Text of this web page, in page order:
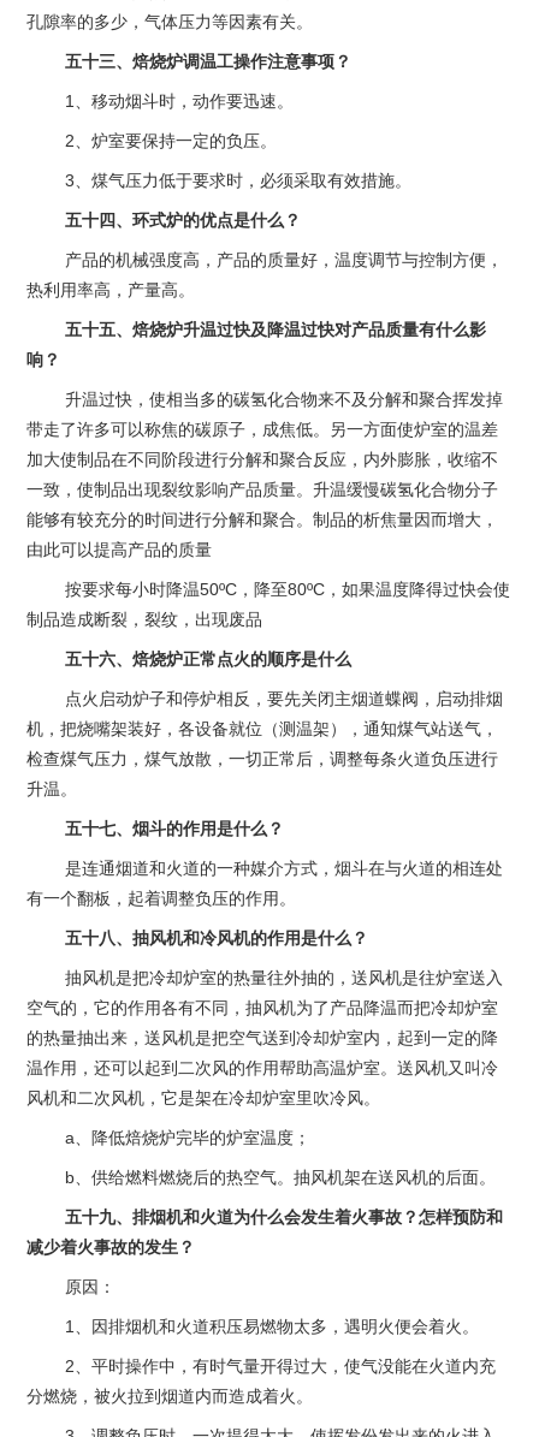
孔隙率的多少，气体压力等因素有关。
五十三、焙烧炉调温工操作注意事项？
1、移动烟斗时，动作要迅速。
2、炉室要保持一定的负压。
3、煤气压力低于要求时，必须采取有效措施。
五十四、环式炉的优点是什么？
产品的机械强度高，产品的质量好，温度调节与控制方便，
热利用率高，产量高。
五十五、焙烧炉升温过快及降温过快对产品质量有什么影
响？
升温过快，使相当多的碳氢化合物来不及分解和聚合挥发掉
带走了许多可以称焦的碳原子，成焦低。另一方面使炉室的温差
加大使制品在不同阶段进行分解和聚合反应，内外膨胀，收缩不
一致，使制品出现裂纹影响产品质量。升温缓慢碳氢化合物分子
能够有较充分的时间进行分解和聚合。制品的析焦量因而增大，
由此可以提高产品的质量
按要求每小时降温50ºC，降至80ºC，如果温度降得过快会使
制品造成断裂，裂纹，出现废品
五十六、焙烧炉正常点火的顺序是什么
点火启动炉子和停炉相反，要先关闭主烟道蝶阀，启动排烟
机，把烧嘴架装好，各设备就位（测温架），通知煤气站送气，
检查煤气压力，煤气放散，一切正常后，调整每条火道负压进行
升温。
五十七、烟斗的作用是什么？
是连通烟道和火道的一种媒介方式，烟斗在与火道的相连处
有一个翻板，起着调整负压的作用。
五十八、抽风机和冷风机的作用是什么？
抽风机是把冷却炉室的热量往外抽的，送风机是往炉室送入
空气的，它的作用各有不同，抽风机为了产品降温而把冷却炉室
的热量抽出来，送风机是把空气送到冷却炉室内，起到一定的降
温作用，还可以起到二次风的作用帮助高温炉室。送风机又叫冷
风机和二次风机，它是架在冷却炉室里吹冷风。
a、降低焙烧炉完毕的炉室温度；
b、供给燃料燃烧后的热空气。抽风机架在送风机的后面。
五十九、排烟机和火道为什么会发生着火事故？怎样预防和
减少着火事故的发生？
原因：
1、因排烟机和火道积压易燃物太多，遇明火便会着火。
2、平时操作中，有时气量开得过大，使气没能在火道内充
分燃烧，被火拉到烟道内而造成着火。